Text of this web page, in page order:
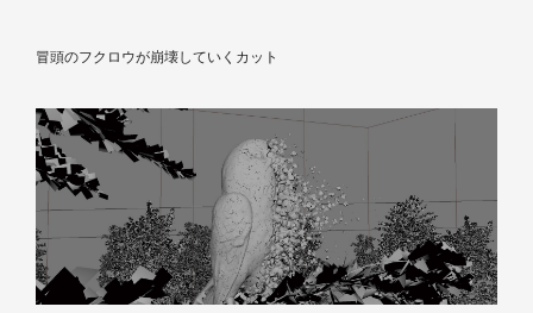
冒頭のフクロウが崩壊していくカット